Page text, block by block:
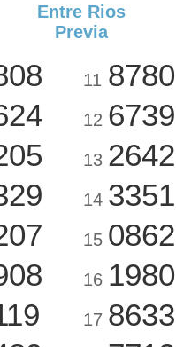
Entre Rios
Previa
11 8780
12 6739
13 2642
14 3351
15 0862
16 1980
17 8633